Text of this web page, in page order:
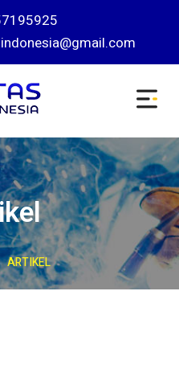
ARTIKEL